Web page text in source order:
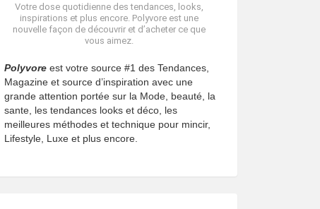
Votre dose quotidienne des tendances, looks,
inspirations et plus encore. Polyvore est une
nouvelle façon de découvrir et d’acheter ce que
vous aimez.
Polyvore est votre source #1 des Tendances,
Magazine et source d’inspiration avec une
grande attention portée sur la Mode, beauté, la
sante, les tendances looks et déco, les
meilleures méthodes et technique pour mincir,
Lifestyle, Luxe et plus encore.